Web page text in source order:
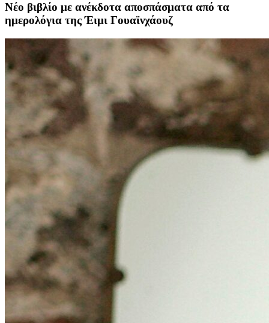
Νέο βιβλίο με ανέκδοτα αποσπάσματα από τα
ημερολόγια της Έιμι Γουαϊνχάουζ